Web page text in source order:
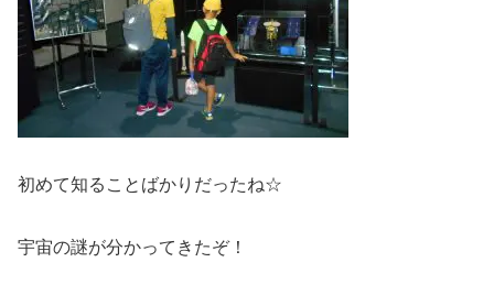
初めて知ることばかりだったね☆
宇宙の謎が分かってきたぞ！